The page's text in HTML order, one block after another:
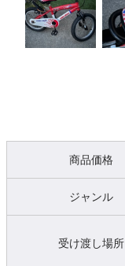
商品価格
ジャンル
受け渡し場所